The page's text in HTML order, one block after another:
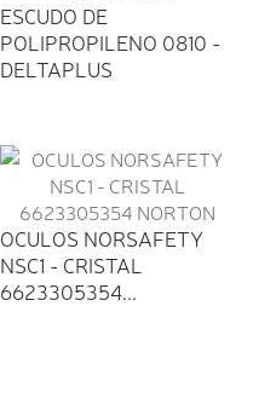
ESCUDO DE
POLIPROPILENO 0810 -
DELTAPLUS
OCULOS NORSAFETY
NSC1 - CRISTAL
6623305354...